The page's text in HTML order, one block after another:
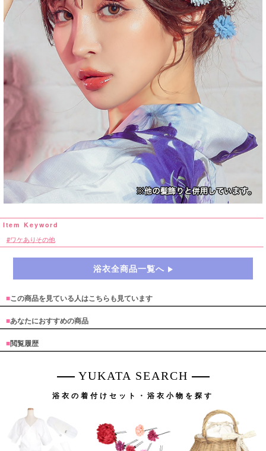
ワケありその他
浴衣全商品一覧へ
■この商品を見ている人はこちらも見ています
■あなたにおすすめの商品
■閲覧履歴
YUKATA SEARCH
浴衣の着付けセット・浴衣小物を探す